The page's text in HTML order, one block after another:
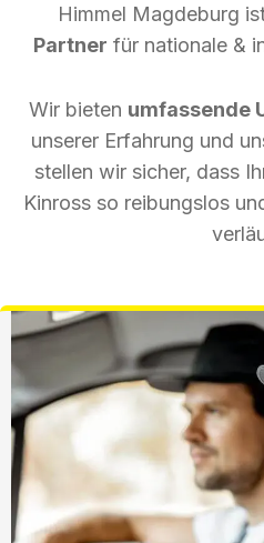
Himmel Magdeburg
Partner für nationale &
Wir bieten umfassende
unserer Erfahrung und
stellen wir sicher, dass
Kinross so reibungslos